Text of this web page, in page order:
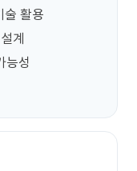
술 활용
계
능성